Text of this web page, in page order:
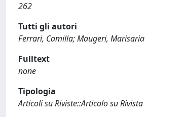
262
Tutti gli autori
Ferrari, Camilla; Maugeri, Marisaria
Fulltext
none
Tipologia
Articoli su Riviste::Articolo su Rivista